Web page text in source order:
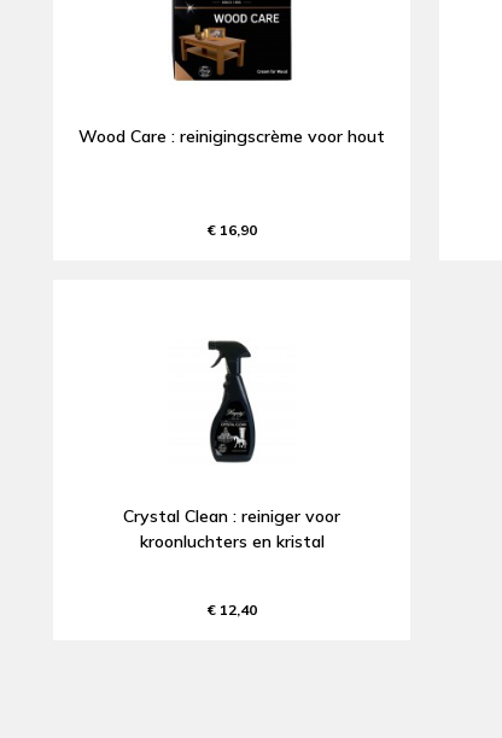
Wood Care : reinigingscrème voor hout
€ 16,90
Crystal Clean : reiniger voor
kroonluchters en kristal
€ 12,40